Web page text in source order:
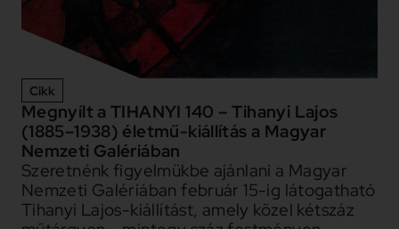
Cikk
Megnyílt a TIHANYI 140 – Tihanyi Lajos
(1885–1938) életmű-kiállítás a Magyar
Nemzeti Galériában
Szeretnénk figyelmükbe ajánlani a Magyar
Nemzeti Galériában február 15-ig látogatható
Tihanyi Lajos-kiállítást, amely közel kétszáz